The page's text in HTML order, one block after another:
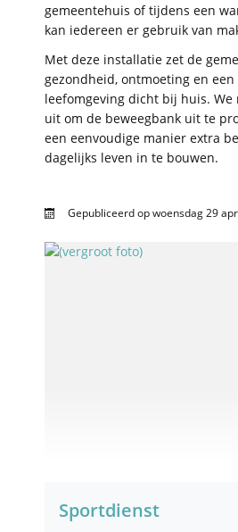
gemeentehuis of tijdens een
kan iedereen er gebruik van
Met deze installatie zet de
gezondheid, ontmoeting en een
leefomgeving dicht bij huis. We
uit om de beweegbank uit te
een eenvoudige manier extra
dagelijks leven in te bouwen.
Gepubliceerd opwoensdag 29
Contact
Sportdienst